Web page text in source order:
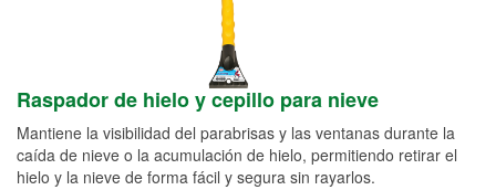
Raspador de hielo y cepillo para nieve
Mantiene la visibilidad del parabrisas y las ventanas durante la
caída de nieve o la acumulación de hielo, permitiendo retirar el
hielo y la nieve de forma fácil y segura sin rayarlos.